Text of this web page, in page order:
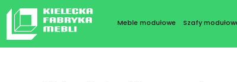
Meble modułowe Szafy